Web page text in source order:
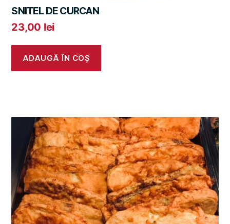
SNITEL DE CURCAN
23,00 lei
ADAUGĂ ÎN COȘ